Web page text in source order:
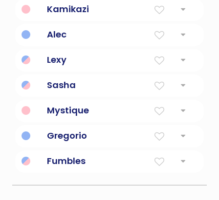
Kamikazi
Alec
Lexy
Sasha
Mystique
Gregorio
Fumbles